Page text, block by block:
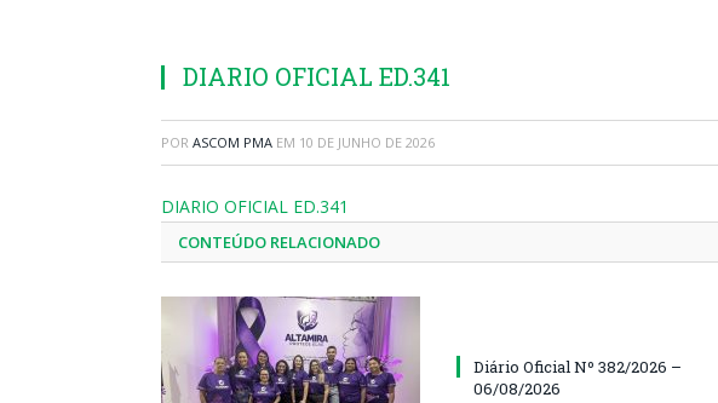
DIARIO OFICIAL ED.341
POR ASCOM PMA EM 10 DE JUNHO DE 2026
DIARIO OFICIAL ED.341
CONTEÚDO RELACIONADO
Diário Oficial Nº 382/2026 –
06/08/2026